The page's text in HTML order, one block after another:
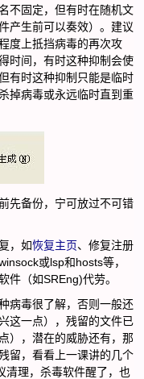
不固定，但有时在随机文
产生前可以奏效）。建议
度上抵挡病毒的再次攻
时间，有时这种抑制会使
有时这种抑制只能是临时
掉病毒或永远临时直到重
备份，宁可放过不可错
，如恢复主页、修复注册
或lsp和hosts等，
件（如SREng)代劳。
毒很了解，否则一般还
这一点），残留的文件已
），潜在的威胁还有，那
留，看看上一课讲的几个
清理，杀毒软件醒了，也